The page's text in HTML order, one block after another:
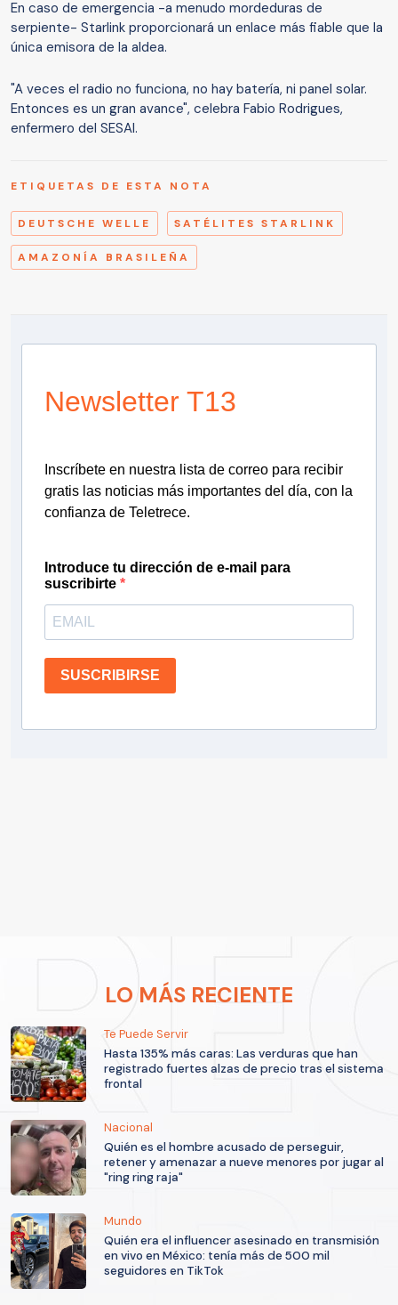
En caso de emergencia -a menudo mordeduras de
serpiente- Starlink proporcionará un enlace más fiable que la
única emisora de la aldea.
"A veces el radio no funciona, no hay batería, ni panel solar.
Entonces es un gran avance", celebra Fabio Rodrigues,
enfermero del SESAI.
ETIQUETAS DE ESTA NOTA
DEUTSCHE WELLE SATÉLITES STARLINK
AMAZONÍA BRASILEÑA
Newsletter T13
Inscríbete en nuestra lista de correo para recibir
gratis las noticias más importantes del día, con la
confianza de Teletrece.
Introduce tu dirección de e-mail para
suscribirte
SUSCRIBIRSE
LO MÁS RECIENTE
Te Puede Servir
Hasta 135% más caras: Las verduras que han
registrado fuertes alzas de precio tras el sistema
frontal
Nacional
Quién es el hombre acusado de perseguir,
retener y amenazar a nueve menores por jugar al
"ring ring raja"
Mundo
Quién era el influencer asesinado en transmisión
en vivo en México: tenía más de 500 mil
seguidores en TikTok